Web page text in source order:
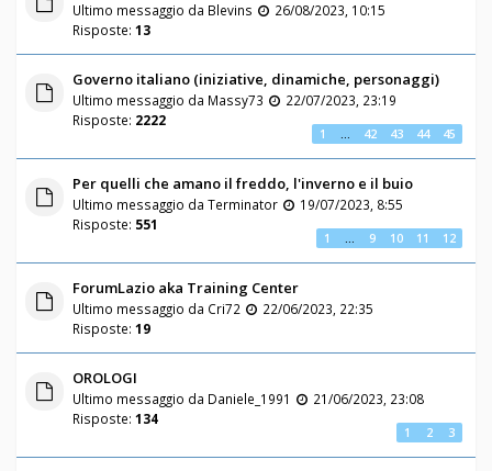
Ultimo messaggio da Blevins
26/08/2023, 10:15
Risposte: 13
Governo italiano (iniziative, dinamiche, personaggi)
Ultimo messaggio da Massy73
22/07/2023, 23:19
Risposte: 2222
1 … 42 43 44 45
Per quelli che amano il freddo, l'inverno e il buio
Ultimo messaggio da Terminator
19/07/2023, 8:55
Risposte: 551
1 … 9 10 11 12
ForumLazio aka Training Center
Ultimo messaggio da Cri72
22/06/2023, 22:35
Risposte: 19
OROLOGI
Ultimo messaggio da Daniele_1991
21/06/2023, 23:08
Risposte: 134
1 2 3